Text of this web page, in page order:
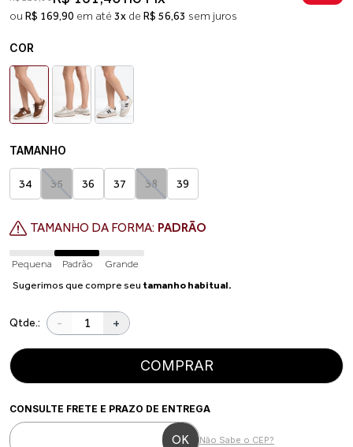
ou R$ 169,90 em até 3x de R$ 56,63 sem juros
COR
TAMANHO
34 35 36 37 38 39
TAMANHO DA FORMA: PADRÃO
Pequena Padrão
Grande
Sugerimos que compre seu tamanho habitual.
Qtde.: - +
COMPRAR
CONSULTE FRETE E PRAZO DE ENTREGA
Não Sabe o CEP?